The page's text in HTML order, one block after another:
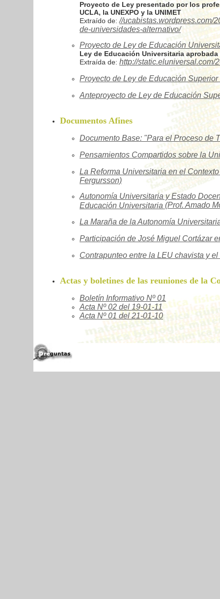
Proyecto de Ley presentado por los
UCLA, la UNEXPO y la UNIMET
Extraído de://ucabistas.wordpress.com/
de-universidades-alternativo/
Proyecto de Ley de Educación
Ley de Educación Universitaria
Extraída de: http://static.eluniversal.com/
Proyecto de Ley de Educación Superior
Anteproyecto de Ley de Educación
Documentos Afines
Documento Base: "Para el Proceso de
Pensamientos Compartidos sobre la
La Reforma Universitaria en el
Fergursson)
Autonomía Universitaria y Estado
Educación Universitaria (Prof. Amado
La Maraña de la Autonomía
Participación de José Miguel Cortázar
Contrapunteo entre la LEU chavista y
Actas y boletines de las reuniones de la
Boletín Informativo Nº 01
Acta Nº02 del 19-01-11
Acta Nº01 del 21-01-10